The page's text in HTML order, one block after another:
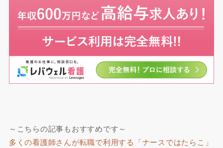
～こちらの記事もおすすめです～
多くの看護師さんが転職で利用する「ナースではたらこ」